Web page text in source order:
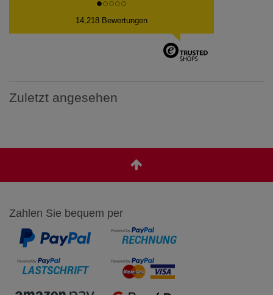
14,218 Bewertungen
Zuletzt angesehen
Zahlen Sie bequem per